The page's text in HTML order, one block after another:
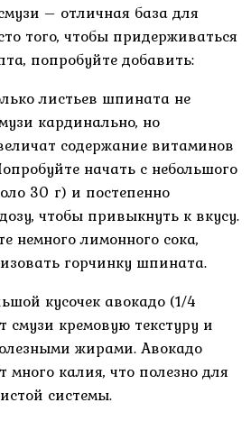
– отличная база для
того, чтобы придерживаться
попробуйте добавить:
листьев шпината не
кардинально, но
содержание витаминов
начать с небольшого
30 г) и постепенно
чтобы привыкнуть к вкусу.
немного лимонного сока,
горчинку шпината.
кусочек авокадо (1/4
смузи кремовую текстуру и
жирами. Авокадо
много калия, что полезно для
системы.